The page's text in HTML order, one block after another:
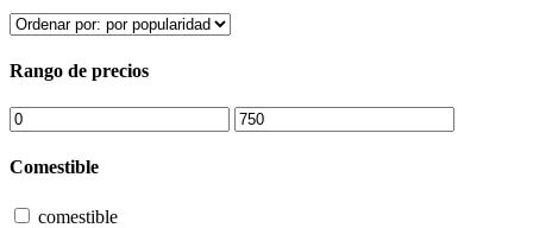
Rango de precios
Comestible
comestible